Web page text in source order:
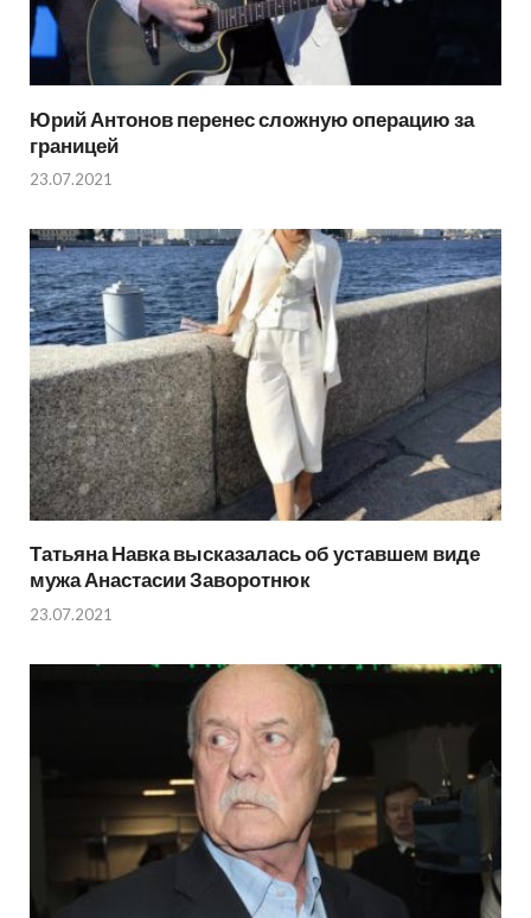
Юрий Антонов перенес сложную операцию за
границей
23.07.2021
Татьяна Навка высказалась об уставшем виде
мужа Анастасии Заворотнюк
23.07.2021